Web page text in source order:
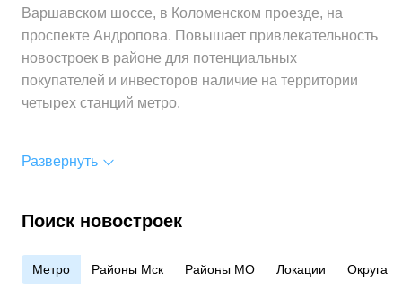
Варшавском шоссе, в Коломенском проезде, на
проспекте Андропова. Повышает привлекательность
новостроек в районе для потенциальных
покупателей и инвесторов наличие на территории
четырех станций метро.
Развернуть
Поиск новостроек
Метро Районы Мск Районы МО Локации Округа